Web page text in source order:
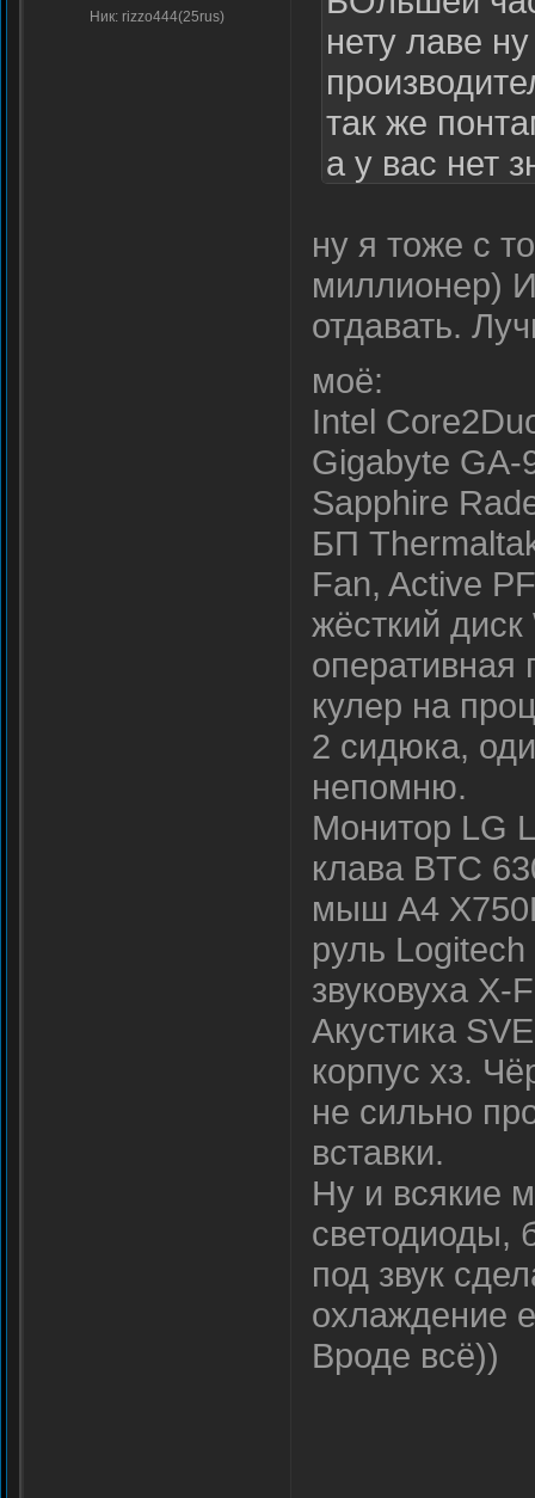
Ник: rizzo444(25rus)
нету лаве
так же
а у вас нет
послал
ну я тоже с
миллионер)
отдавать.
моё:
Intel
Gigabyte GA-
Sapphire
БП
Fan, Active
жёсткий
оперативная
кулер на
2 сидюка,
непомню.
Монитор LG
клава BTC
мыш A4
руль
звуковуха X-
Акустика
корпус хз.
не сильно
вставки.
Ну и всякие
светодиоды,
под звук
охлаждение
Вроде всё))